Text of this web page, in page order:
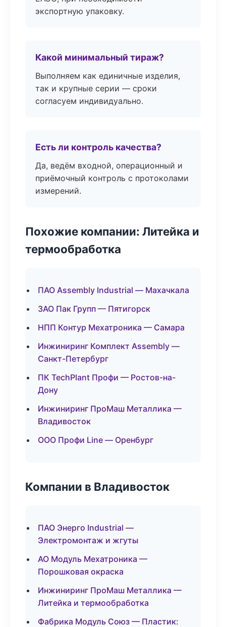
экспортную упаковку.
Какой минимальный тираж?
Выполняем как единичные изделия,
так и крупные серии — сроки
согласуем индивидуально.
Есть ли контроль качества?
Да, ведём входной, операционный и
приёмочный контроль с протоколами
измерений.
Похожие компании: Литейка и
термообработка
ПАО Assembly Industrial — Махачкала
ЗАО Пак Групп — Пятигорск
НПП Контур Мехатроника — Самара
Инжиниринг Комплект Assembly —
Санкт-Петербург
ПК TechPlant Профи — Ростов-на-
Дону
Инжиниринг ПроМаш Металлика —
Владивосток
ООО Профи Line — Оренбург
Компании в Владивосток
ПАО Энерго Industrial —
Электромонтаж и жгуты
АО Модуль Мехатроника —
Порошковая окраска
Инжиниринг ПроМаш Металлика —
Литейка и термообработка
Фабрика Модуль Союз — Пластик: